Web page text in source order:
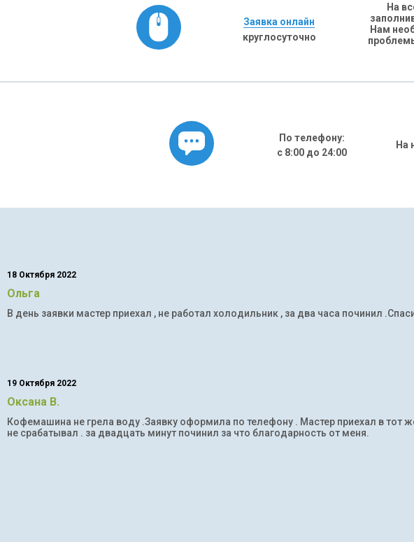
Заявка онлайн
круглосуточно
На
Нам
По телефону:
с 8:00 до 24:00
На
18 Октября 2022
Ольга
В день заявки мастер приехал , не работал холодильник , за два часа починил
19 Октября 2022
Оксана В.
Кофемашина не грела воду .Заявку оформила по телефону . Мастер приехал в тот
не срабатывал . за двадцать минут починил за что благодарность от меня.